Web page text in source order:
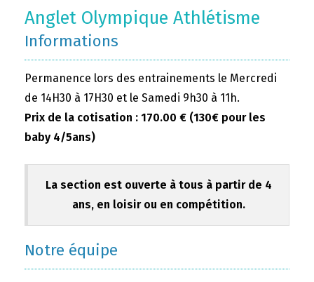
Anglet Olympique Athlétisme
Informations
Permanence lors des entrainements le Mercredi
de 14H30 à 17H30 et le Samedi 9h30 à 11h.
Prix de la cotisation : 170.00 € (130€ pour les
baby 4/5ans)
La section est ouverte à tous à partir de 4
ans, en loisir ou en compétition.
Notre équipe